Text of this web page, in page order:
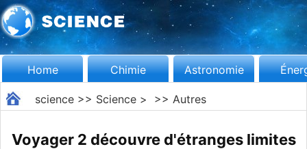
Home Chimie Astronomie
science>> Science> >> Autres
Voyager 2 découvre d'étranges limites